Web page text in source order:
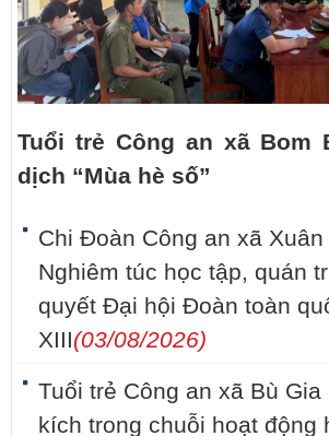
Tuổi trẻ Công an xã Bom
dịch “Mùa hè số”
Chi Đoàn Công an xã
Nghiêm túc học tập, quán
quyết Đại hội Đoàn toàn
XIII(03/08/2026)
Tuổi trẻ Công an xã Bù Gia
kích trong chuỗi hoạt động